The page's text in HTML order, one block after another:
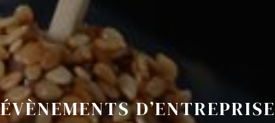
ÉVÈNEMENTS D’ENTREPRISE